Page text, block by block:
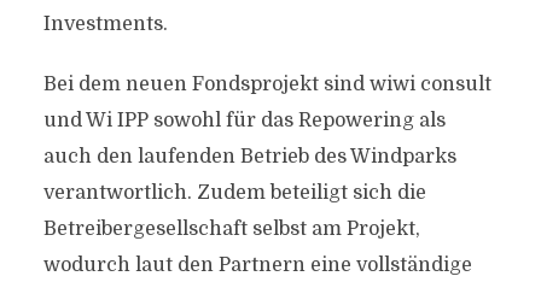
Investments.
Bei dem neuen Fondsprojekt sind wiwi consult
und Wi IPP sowohl für das Repowering als
auch den laufenden Betrieb des Windparks
verantwortlich. Zudem beteiligt sich die
Betreibergesellschaft selbst am Projekt,
wodurch laut den Partnern eine vollständige